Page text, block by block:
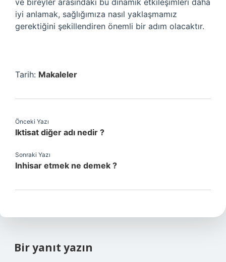
ve bireyler arasındaki bu dinamik etkileşimleri daha
iyi anlamak, sağlığımıza nasıl yaklaşmamız
gerektiğini şekillendiren önemli bir adım olacaktır.
Tarih: Makaleler
Önceki Yazı
Iktisat diğer adı nedir ?
Sonraki Yazı
Inhisar etmek ne demek ?
Bir yanıt yazın